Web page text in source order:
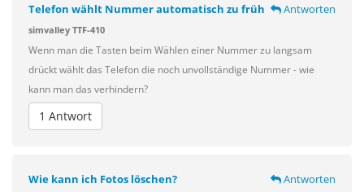
Telefon wählt Nummer automatisch zu früh Antworten
simvalley TTF-410
Wenn man die Tasten beim Wählen einer Nummer zu langsam
drückt wählt das Telefon die noch unvollständige Nummer - wie
kann man das verhindern?
1 Antwort
Wie kann ich Fotos löschen? Antworten